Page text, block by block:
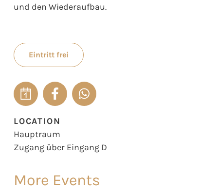
und den Wiederaufbau.
Eintritt frei
LOCATION
Hauptraum
Zugang über Eingang D
More Events